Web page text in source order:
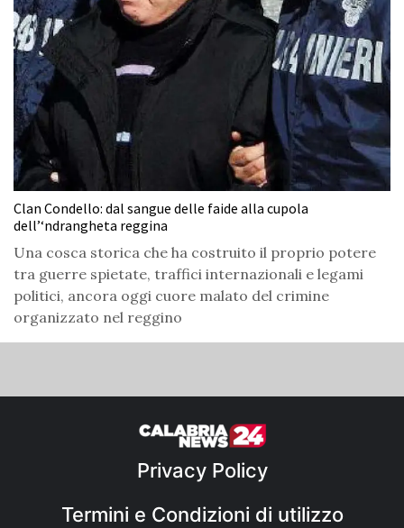
Clan Condello: dal sangue delle faide alla cupola
dell’‘ndrangheta reggina
Una cosca storica che ha costruito il proprio potere
tra guerre spietate, traffici internazionali e legami
politici, ancora oggi cuore malato del crimine
organizzato nel reggino
Privacy Policy
Termini e Condizioni di utilizzo